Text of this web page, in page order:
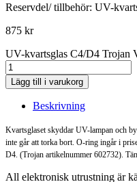
Reservdel/ tillbehör: UV-
875 kr
UV-kvartsglas C4/D4 Trojan
Lägg till i varukorg
Beskrivning
Kvartsglaset skyddar UV-lampan och
inte går att torka bort. O-ring ingår i
D4. (Trojan artikelnummer 602732).
All elektronisk utrustning är